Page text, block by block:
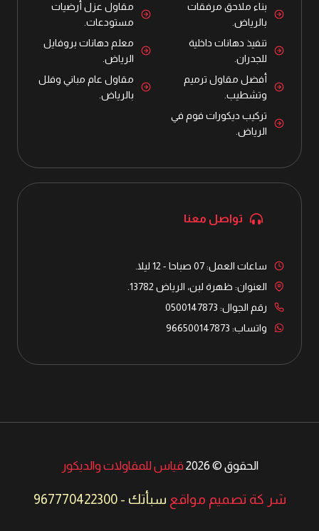
بناء ملاحق مرفقات
بالرياض.
مقاول عزل أرضيات
مستودعات.
تنفيذ دهانات داخلية
للجدران.
معلم دهانات بروفايل
الرياض.
أفضل مقاول ترميم
وتشطيب.
مقاول عام مباني وفلل
بالرياض.
تركيب ديكورات فوم في
الرياض.
تواصل معنا
ساعات العمل: 07 صباحا - 12 ليلا.
العنوان: ظهرة لبن، الرياض 13782.
رقم الجوال: 0500147873
واتساب: 966500147873
الحقوق © 2026 قياس للمقاولات والديكور
شر كة تصميم مواقع سبأتك -
967770422300